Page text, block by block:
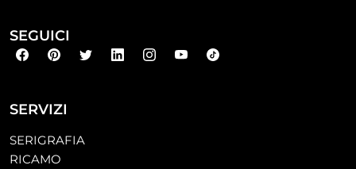
SERVIZI
SERIGRAFIA
RICAMO
SEGUICI